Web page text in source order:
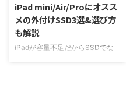
でいきますので、SSDを探してい
る人は是非参考にしてください。
【結論】衝撃的に小さい。持ち運
び用として最適なSSD この製品
iPad mini/Air/Proにオスス
メの外付けSSD3選&選び方
も解説
iPadが容量不足だからSSDでな